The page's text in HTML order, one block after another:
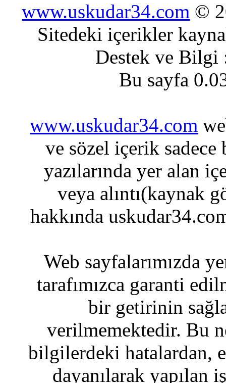
www.uskudar34.com ©
Sitedeki içerikler
Destek ve
Bu sayfa
www.uskudar34.com
ve sözel içerik sadece
yazılarında yer alan
veya alıntı(kaynak
hakkında
Web sayfalarımızda
tarafımızca garanti
bir getirinin
verilmemektedir. Bu
bilgilerdeki hatalardan,
dayanılarak yapılan